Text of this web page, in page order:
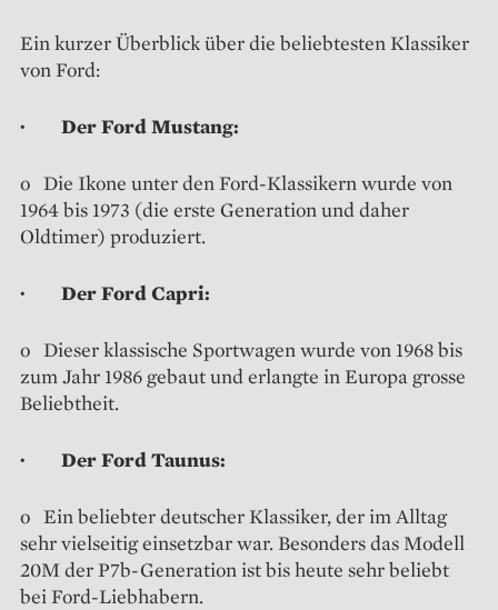
Ein kurzer Überblick über die beliebtesten Klassiker
von Ford:
· Der Ford Mustang:
o Die Ikone unter den Ford-Klassikern wurde von
1964 bis 1973 (die erste Generation und daher
Oldtimer) produziert.
· Der Ford Capri:
o Dieser klassische Sportwagen wurde von 1968 bis
zum Jahr 1986 gebaut und erlangte in Europa grosse
Beliebtheit.
· Der Ford Taunus:
o Ein beliebter deutscher Klassiker, der im Alltag
sehr vielseitig einsetzbar war. Besonders das Modell
20M der P7b-Generation ist bis heute sehr beliebt
bei Ford-Liebhabern.